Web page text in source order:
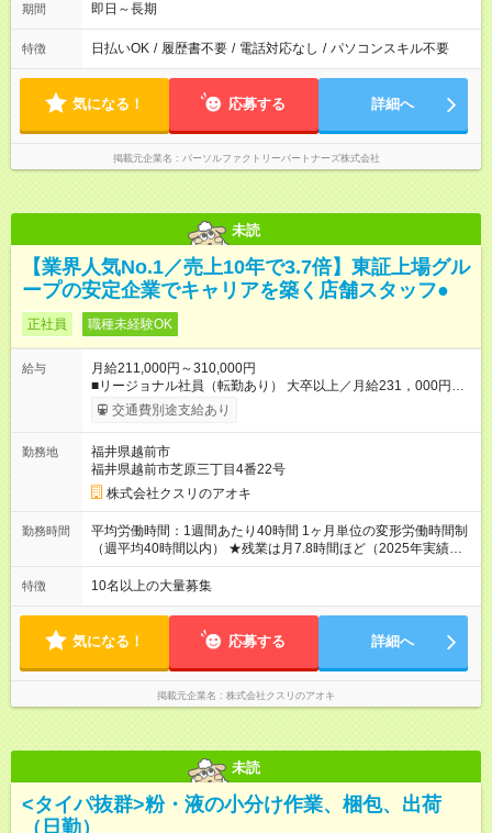
期間 即日～長期
特徴 日払いOK / 履歴書不要 / 電話対応なし / パソコンスキル不要
気になる！ 応募する 詳細へ
掲載元企業名 パーソルファクトリーパートナーズ株式会社
未読
【業界人気No.1／売上10年で3.7倍】東証上場グル
ープの安定企業でキャリアを築く店舗スタッフ●
正社員 職種未経験OK
給与
月給211,000円～310,000円
■リージョナル社員（転勤あり） 大卒以上／月給231，000円～
310，000円 高卒以上／月給211，000円～310，000円 ★エリア
手当（石川県、富山県、福井県、岐阜県、群馬県、茨城県 月1
種手当あり ★登録販売者資格保持者には、別途月1万円支給（実
務経験がない方にも同額を支給） ※ただし、短時間勤務・早番
固定社員は当社規定に従い額が変動 ＝＝＝＝＝＝＝＝＝＝＝＝
＝＝ ★職務給制度で実力次第で収入アップ！ 職務内容に応じて
給与が支払われ、昇格試験なく役職に就いた時点で年収がUPす
る制度です。 約4割の社員が入社3年目で店長に就いています。
交通費別途支給あり
勤務地
福井県越前市
福井県越前市芝原三丁目4番22号
株式会社クスリのアオキ
勤務時間
平均労働時間：1週間あたり40時間 1ヶ月単位の変形労働時間制
（週平均40時間以内） ★残業は月7.8時間ほど（2025年実績）
＜店舗の基本営業時間＞ 9時～22時 ※勤務時間は店舗により異
なります。 ＜シフト例＞ 早番：8時00分～17時00分 中番：11
1ヶ月単位の変形労働時間制（週平均40時間以内） ★残業は月
7.8時間ほど（2025年実績） ＜店舗の基本営業時間＞ 9時～22
時 ※勤務時間は店舗により異なります。 ＜シフト例＞ 早番：8
時00分～17時00分 中番：11時～20時 遅番：13時～22時
特徴 10名以上の大量募集
気になる！ 応募する 詳細へ
掲載元企業名 株式会社クスリのアオキ
未読
<タイパ抜群>粉・液の小分け作業、梱包、出荷
（日勤）